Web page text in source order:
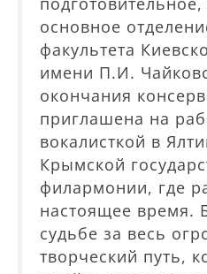
основное
факультета
имени П.И.
окончания
приглашена на
вокалисткой в
Крымской
филармонии, где
настоящее время.
судьбе за весь
творческий путь,